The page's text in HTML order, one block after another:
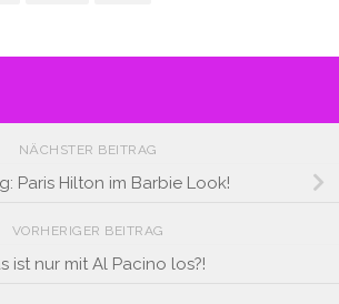
NÄCHSTER BEITRAG
Paris Hilton im Barbie Look!
VORHERIGER BEITRAG
ist nur mit Al Pacino los?!